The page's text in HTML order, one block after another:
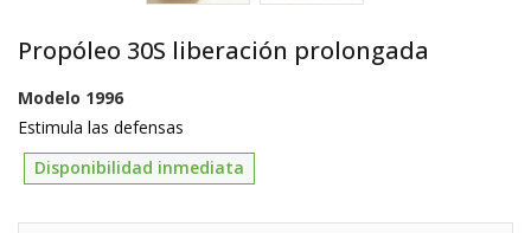
Propóleo 30S liberación prolongada
Modelo 1996
Estimula las defensas
Disponibilidad inmediata